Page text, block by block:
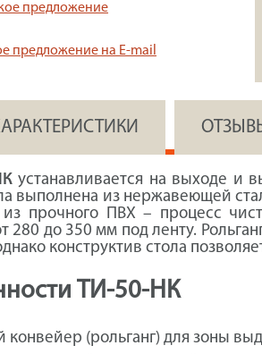
предложение
предложение на E-mail
устанавливается на выходе и
выполнена из нержавеющей
из прочного ПВХ – процесс
280 до 350 мм под ленту.
конструктив стола
ТИ‑50-НК
(рольганг) для зоны